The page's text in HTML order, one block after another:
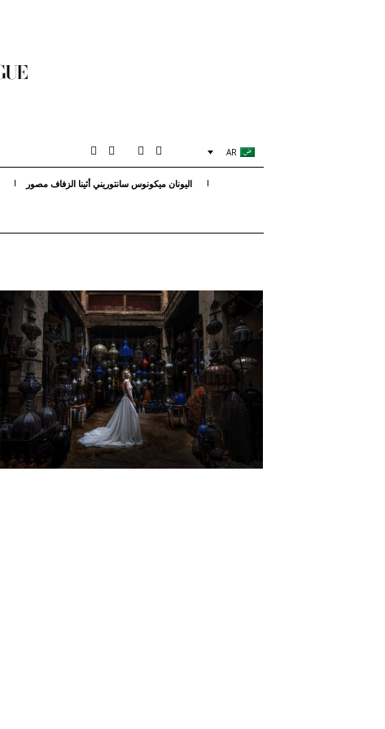
AR
اليونان ميكونوس سانتوريني أثينا الزفاف مصور